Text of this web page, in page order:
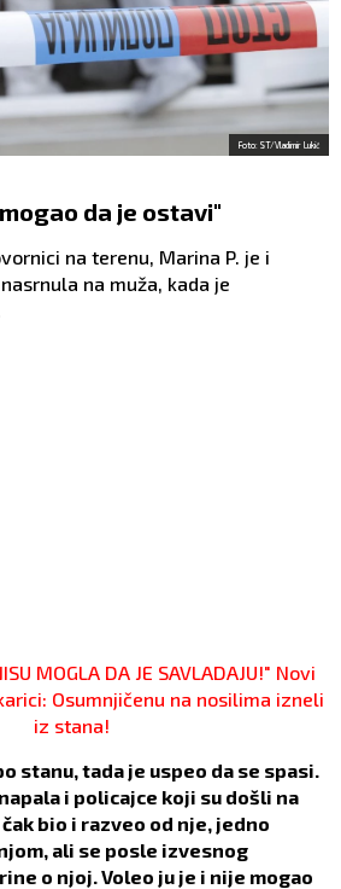
Foto: ST/Vladimir Lukić
da je ostavi"
na terenu, Marina P. je i
na muža, kada je
MOGLA DA JE SAVLADAJU!" Novi
Osumnjičenu na nosilima izneli
iz stana!
stanu, tada je uspeo da se spasi.
i policajce koji su došli na
bio i razveo od nje, jedno
ali se posle izvesnog
o njoj. Voleo ju je i nije mogao